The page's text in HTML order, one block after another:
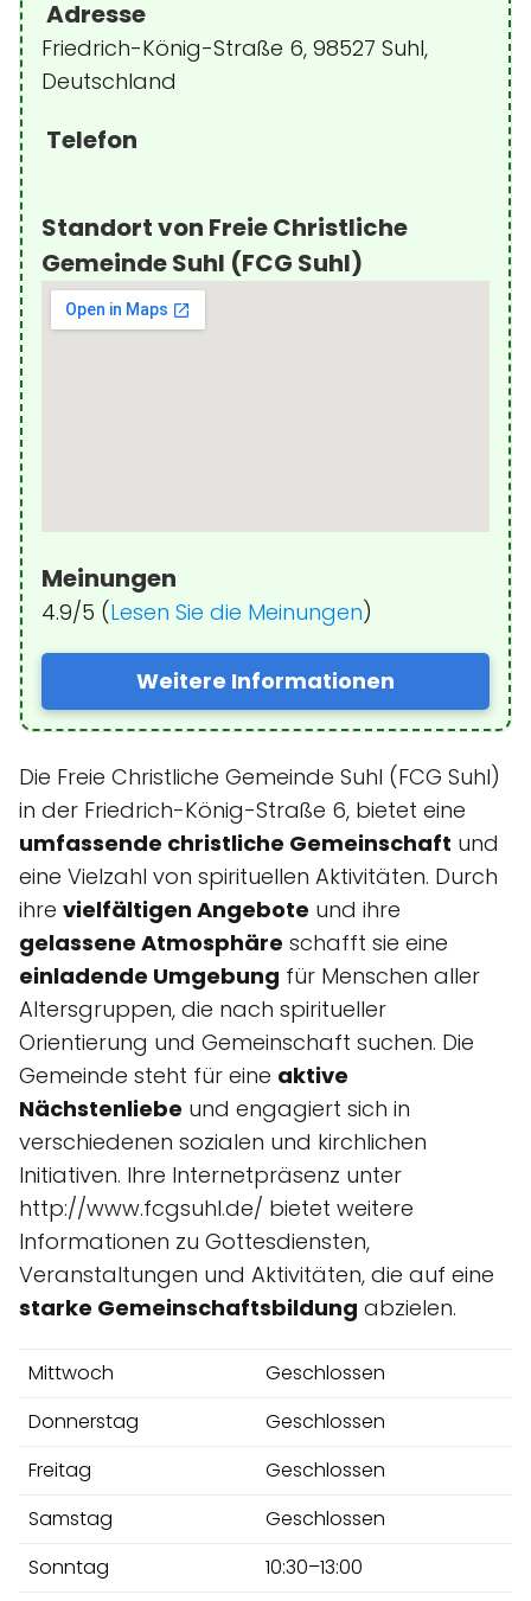
Adresse
Friedrich-König-Straße 6, 98527 Suhl,
Deutschland
Telefon
Standort von Freie Christliche
Gemeinde Suhl (FCG Suhl)
Meinungen
4.9/5 (Lesen Sie die Meinungen)
Weitere Informationen
Die Freie Christliche Gemeinde Suhl (FCG Suhl)
in der Friedrich-König-Straße 6, bietet eine
umfassende christliche Gemeinschaft und
eine Vielzahl von spirituellen Aktivitäten. Durch
ihre vielfältigen Angebote und ihre
gelassene Atmosphäre schafft sie eine
einladende Umgebung für Menschen aller
Altersgruppen, die nach spiritueller
Orientierung und Gemeinschaft suchen. Die
Gemeinde steht für eine aktive
Nächstenliebe und engagiert sich in
verschiedenen sozialen und kirchlichen
Initiativen. Ihre Internetpräsenz unter
http://www.fcgsuhl.de/ bietet weitere
Informationen zu Gottesdiensten,
Veranstaltungen und Aktivitäten, die auf eine
starke Gemeinschaftsbildung abzielen.
Mittwoch
Geschlossen
Donnerstag
Geschlossen
Freitag
Geschlossen
Samstag
Geschlossen
Sonntag
10:30–13:00